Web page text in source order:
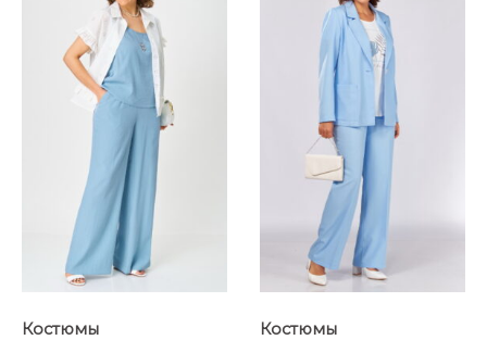
Костюмы
Костюмы